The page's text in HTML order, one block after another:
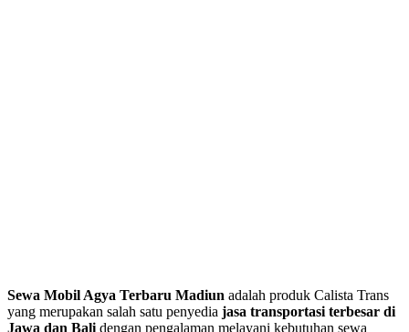
Sewa Mobil Agya Terbaru Madiun adalah produk Calista Trans
yang merupakan salah satu penyedia jasa transportasi terbesar di
Jawa dan Balidengan pengalaman melayani kebutuhan sewa